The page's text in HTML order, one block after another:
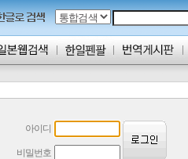
아이디
비밀번호